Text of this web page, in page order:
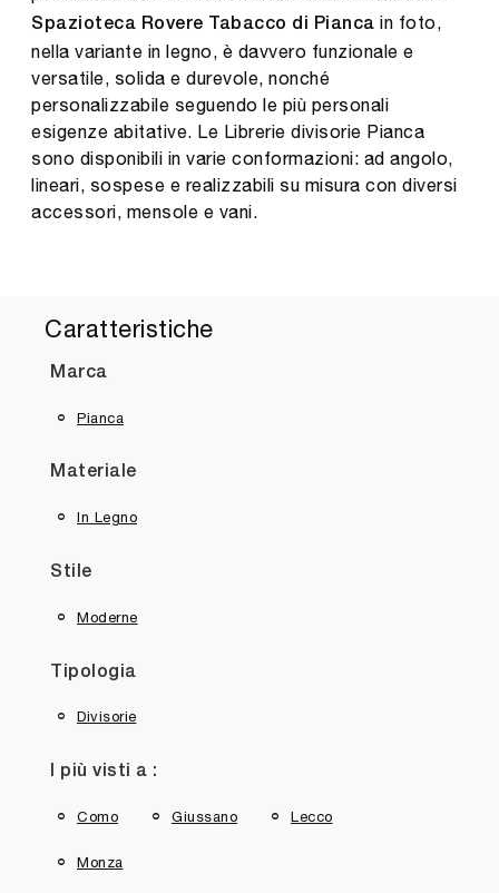
Spazioteca Rovere Tabacco di Pianca in foto,
nella variante in legno, è davvero funzionale e
versatile, solida e durevole, nonché
personalizzabile seguendo le più personali
esigenze abitative. Le Librerie divisorie Pianca
sono disponibili in varie conformazioni: ad angolo,
lineari, sospese e realizzabili su misura con diversi
accessori, mensole e vani.
Caratteristiche
Marca
Pianca
Materiale
In Legno
Stile
Moderne
Tipologia
Divisorie
I più visti a :
Como Giussano Lecco
Monza